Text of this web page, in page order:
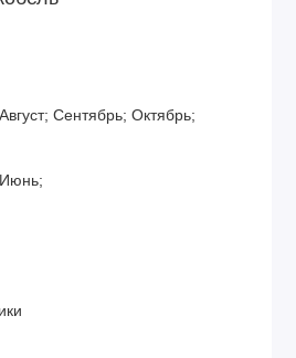
Сентябрь; Октябрь;